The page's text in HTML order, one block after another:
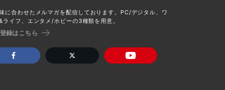
に合わせたメルマガを配信しております。PC/デジタル、ワ
ライフ、エンタメ/ホビーの3種類を用意。
録はこちら